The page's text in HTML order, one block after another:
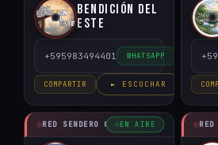
Bendición del
Este
+595983494401 WHATSAPP
COMPARTIR ► ESCUCHAR
RED SENDERO CRISTIANO
EN AIRE